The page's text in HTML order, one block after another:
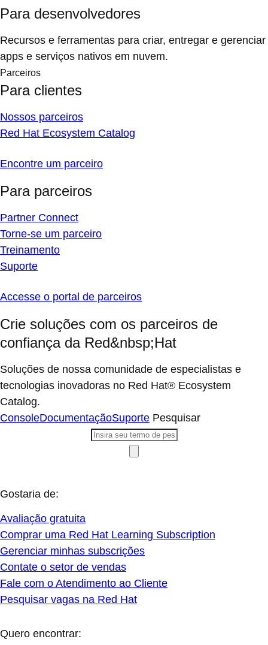
Para desenvolvedores
Recursos e ferramentas para criar, entregar e gerenciar
apps e serviços nativos em nuvem.
Parceiros
Para clientes
Nossos parceiros
Red Hat Ecosystem Catalog
Encontre um parceiro
Para parceiros
Partner Connect
Torne-se um parceiro
Treinamento
Suporte
Accesse o portal de parceiros
Crie soluções com os parceiros de
confiança da Red&nbsp;Hat
Soluções de nossa comunidade de especialistas e
tecnologias inovadoras no Red Hat® Ecosystem
Catalog.
ConsoleDocumentaçãoSuporte Pesquisar
Gostaria de:
Avaliação gratuita
Comprar uma Red Hat Learning Subscription
Gerenciar minhas subscrições
Contate o setor de vendas
Fale com o Atendimento ao Cliente
Pesquisar vagas na Red Hat
Quero encontrar: